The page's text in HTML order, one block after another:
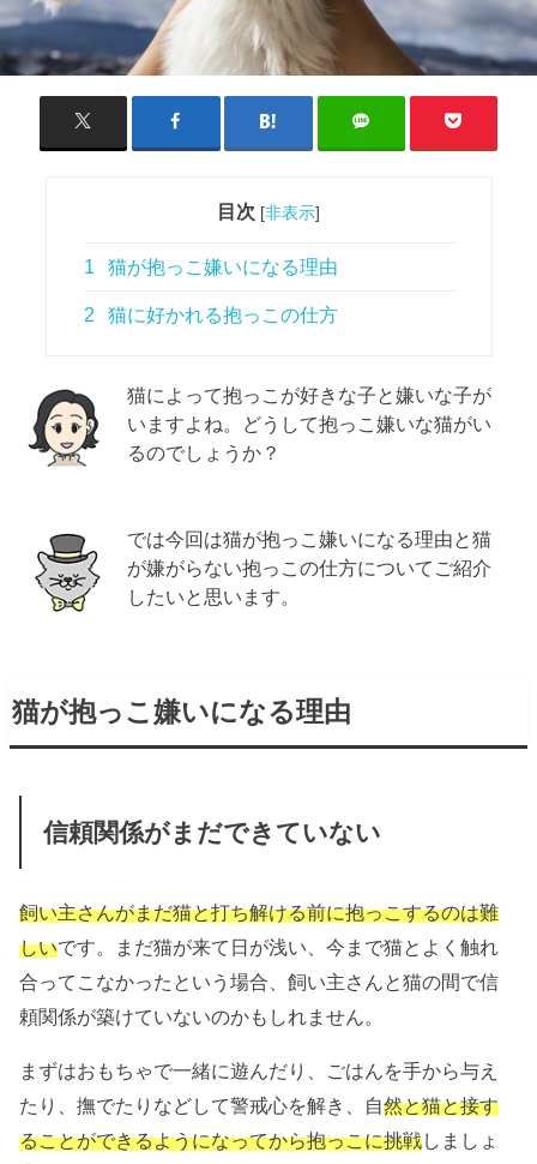
目次 [非表示]
1 猫が抱っこ嫌いになる理由
2 猫に好かれる抱っこの仕方
猫によって抱っこが好きな子と嫌いな子が
いますよね。どうして抱っこ嫌いな猫がい
るのでしょうか？
では今回は猫が抱っこ嫌いになる理由と猫
が嫌がらない抱っこの仕方についてご紹介
したいと思います。
猫が抱っこ嫌いになる理由
信頼関係がまだできていない
飼い主さんがまだ猫と打ち解ける前に抱っこするのは難
しいです。まだ猫が来て日が浅い、今まで猫とよく触れ
合ってこなかったという場合、飼い主さんと猫の間で信
頼関係が築けていないのかもしれません。
まずはおもちゃで一緒に遊んだり、ごはんを手から与え
たり、撫でたりなどして警戒心を解き、自然と猫と接す
ることができるようになってから抱っこに挑戦しましょ